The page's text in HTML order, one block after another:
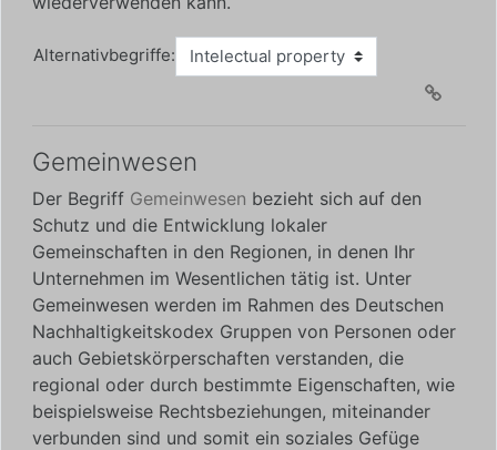
Alternativbegriffe:
Gemeinwesen
Der Begriff Gemeinwesen bezieht sich auf den
Schutz und die Entwicklung lokaler
Gemeinschaften in den Regionen, in denen Ihr
Unternehmen im Wesentlichen tätig ist. Unter
Gemeinwesen werden im Rahmen des Deutschen
Nachhaltigkeitskodex Gruppen von Personen oder
auch Gebietskörperschaften verstanden, die
regional oder durch bestimmte Eigenschaften, wie
beispielsweise Rechtsbeziehungen, miteinander
verbunden sind und somit ein soziales Gefüge